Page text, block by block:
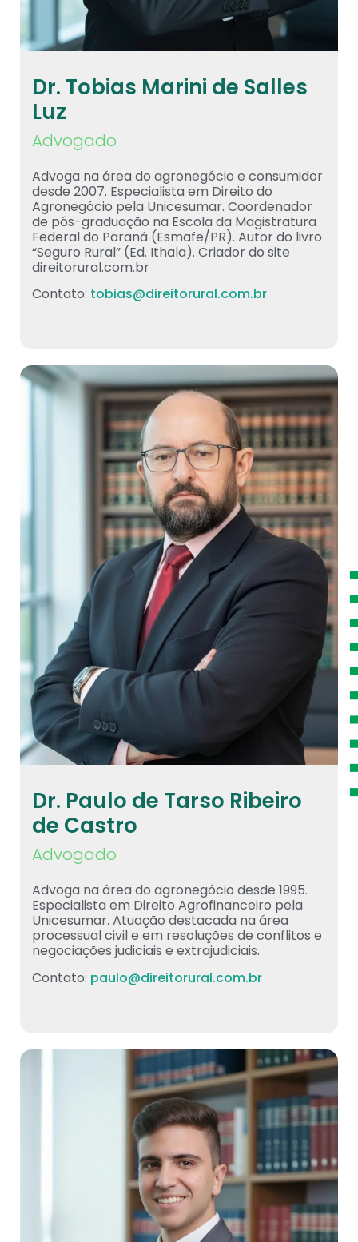
Dr. Tobias Marini de Salles
Luz
Advogado
Advoga na área do agronegócio e consumidor
desde 2007. Especialista em Direito do
Agronegócio pela Unicesumar. Coordenador
de pós-graduação na Escola da Magistratura
Federal do Paraná (Esmafe/PR). Autor do livro
“Seguro Rural” (Ed. Ithala). Criador do site
direitorural.com.br
Contato: tobias@direitorural.com.br
Dr. Paulo de Tarso Ribeiro
de Castro
Advogado
Advoga na área do agronegócio desde 1995.
Especialista em Direito Agrofinanceiro pela
Unicesumar. Atuação destacada na área
processual civil e em resoluções de conflitos e
negociações judiciais e extrajudiciais.
Contato: paulo@direitorural.com.br